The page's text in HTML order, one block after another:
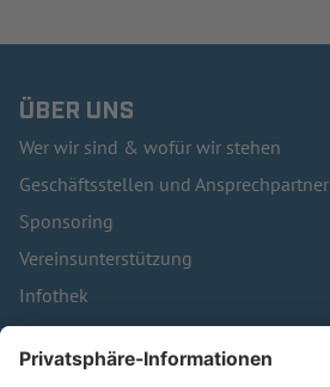
ÜBER UNS
Wer wir sind & wofür wir stehen
Geschäftsstellen und Ansprechpartner
Sponsoring
Vereinsunterstützung
Infothek
Kontakt